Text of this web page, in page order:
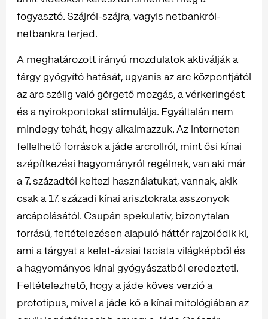
fogyasztó. Szájról-szájra, vagyis netbankról-
netbankra terjed.
A meghatározott irányú mozdulatok aktiválják a
tárgy gyógyító hatását, ugyanis az arc központjától
az arc szélig való görgető mozgás, a vérkeringést
és a nyirokpontokat stimulálja. Egyáltalán nem
mindegy tehát, hogy alkalmazzuk. Az interneten
fellelhető források a jáde arcrollról, mint ősi kínai
szépítkezési hagyományról regélnek, van aki már
a 7. századtól keltezi használatukat, vannak, akik
csak a 17. századi kínai arisztokrata asszonyok
arcápolásától. Csupán spekulatív, bizonytalan
forrású, feltételezésen alapuló háttér rajzolódik ki,
ami a tárgyat a kelet-ázsiai taoista világképből és
a hagyományos kínai gyógyászatból eredezteti.
Feltételezhető, hogy a jáde köves verzió a
prototípus, mivel a jáde kő a kínai mitológiában az